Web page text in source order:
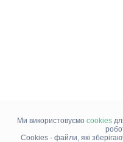
Ми використовуємо cookies
Cookies - файли, які